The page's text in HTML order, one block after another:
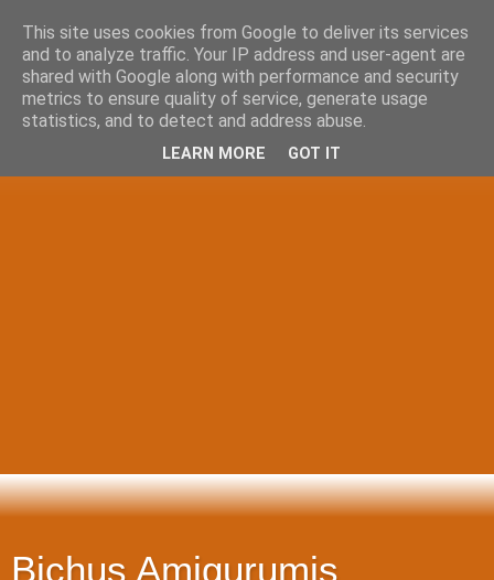
Bichus Amigurumis
This site uses cookies from Google to deliver its services
and to analyze traffic. Your IP address and user-agent are
shared with Google along with performance and security
metrics to ensure quality of service, generate usage
statistics, and to detect and address abuse.
LEARN MORE GOT IT